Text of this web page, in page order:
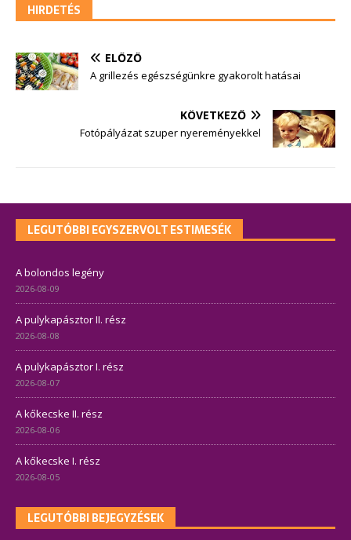
HIRDETÉS
ELŐZŐ
A grillezés egészségünkre gyakorolt hatásai
KÖVETKEZŐ
Fotópályázat szuper nyereményekkel
LEGUTÓBBI EGYSZERVOLT ESTIMESÉK
A bolondos legény
2026-08-09
A pulykapásztor II. rész
2026-08-08
A pulykapásztor I. rész
2026-08-07
A kőkecske II. rész
2026-08-06
A kőkecske I. rész
2026-08-05
LEGUTÓBBI BEJEGYZÉSEK